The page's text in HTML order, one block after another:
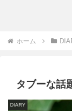
ホーム
タブーな話
DIARY